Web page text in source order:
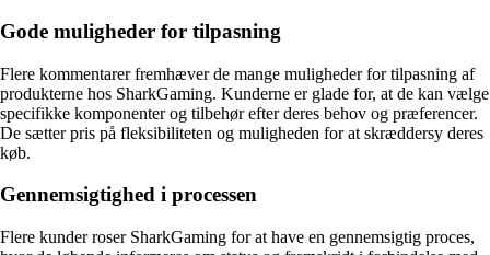
Gode muligheder for tilpasning
Flere kommentarer fremhæver de mange muligheder for tilpasning af
produkterne hos SharkGaming. Kunderne er glade for, at de kan vælge
specifikke komponenter og tilbehør efter deres behov og præferencer.
De sætter pris på fleksibiliteten og muligheden for at skræddersy deres
køb.
Gennemsigtighed i processen
Flere kunder roser SharkGaming for at have en gennemsigtig proces,